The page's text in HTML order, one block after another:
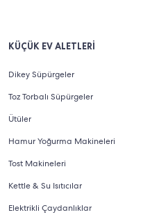
KÜÇÜK EV ALETLERİ
Dikey Süpürgeler
Toz Torbalı Süpürgeler
Ütüler
Hamur Yoğurma Makineleri
Tost Makineleri
Kettle & Su Isıtıcılar
Elektrikli Çaydanlıklar